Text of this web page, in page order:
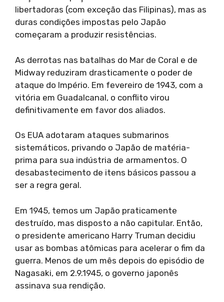
libertadoras (com exceção das Filipinas), mas as
duras condições impostas pelo Japão
começaram a produzir resistências.
As derrotas nas batalhas do Mar de Coral e de
Midway reduziram drasticamente o poder de
ataque do Império. Em fevereiro de 1943, com a
vitória em Guadalcanal, o conflito virou
definitivamente em favor dos aliados.
Os EUA adotaram ataques submarinos
sistemáticos, privando o Japão de matéria-
prima para sua indústria de armamentos. O
desabastecimento de itens básicos passou a
ser a regra geral.
Em 1945, temos um Japão praticamente
destruído, mas disposto a não capitular. Então,
o presidente americano Harry Truman decidiu
usar as bombas atômicas para acelerar o fim da
guerra. Menos de um mês depois do episódio de
Nagasaki, em 2.9.1945, o governo japonês
assinava sua rendição.